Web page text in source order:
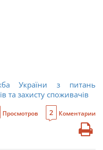
України з питань
та захисту споживачів
Просмотров 2 Коментарии